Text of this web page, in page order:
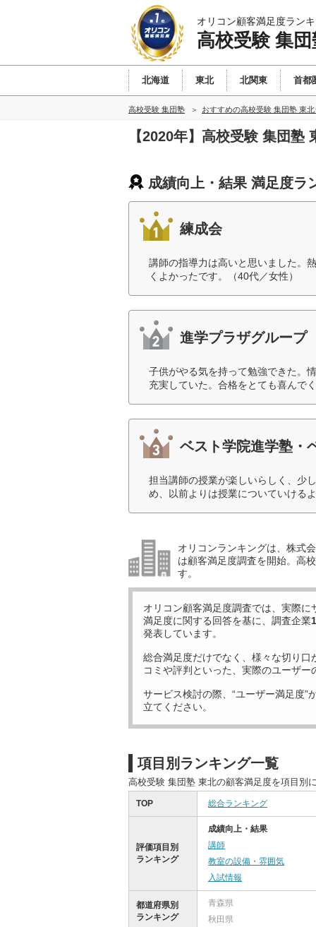
オリコン顧客満足度ラン
高校受験 集
北海道 東北 北関東 首都
高校受験 集団塾 おすすめの高校受験 集団塾 東
【2020年】高校受験 集団
成績向上・結果 満足度ラ
練成会
講師の指導力は高いと思いました。
くよかったです。（40代／女性）
進学プラザグループ
子供がやる気を持って勉強できた。
充実していた。合格をとても喜んで
ベスト学院進学塾・
担当講師の授業が楽しいらしく、少
め、以前よりは授業についていける
オリコンランキングは、株式
は顧客満足度調査を開始。高
す。
オリコン顧客満足度調査では、実際に
満足度に関する回答を基に、調査企業
発表しています。
総合満足度だけでなく、様々な切り口
コミや評判といった、実際のユーザー
サービス検討の際、“ユーザー満足度”
立てください。
項目別ランキング一覧
高校受験 集団塾 東北の顧客満足度を項目別
TOP 総合ランキング
評価項目別
ランキング
成績向上・結果
講師
教室の設備・雰囲気
入試情報
都道府県別
ランキング
青森県
秋田県